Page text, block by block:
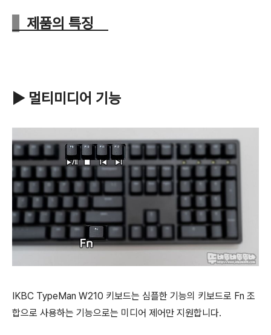
제품의 특징
▶ 멀티미디어 기능
IKBC TypeMan W210 키보드는 심플한 기능의 키보드로 Fn 조
합으로 사용하는 기능으로는 미디어 제어만 지원합니다.